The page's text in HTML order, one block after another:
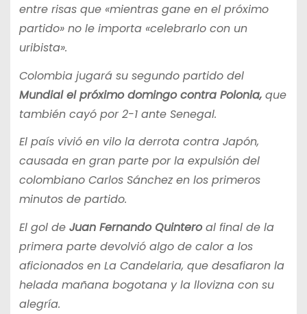
entre risas que «mientras gane en el próximo
partido» no le importa «celebrarlo con un
uribista».
Colombia jugará su segundo partido del
Mundial el próximo domingo contra Polonia,que
también cayó por 2-1 ante Senegal.
El país vivió en vilo la derrota contra Japón,
causada en gran parte por la expulsión del
colombiano Carlos Sánchez en los primeros
minutos de partido.
El gol de Juan Fernando Quinteroal final de la
primera parte devolvió algo de calor a los
aficionados en La Candelaria, que desafiaron la
helada mañana bogotana y la llovizna con su
alegría.